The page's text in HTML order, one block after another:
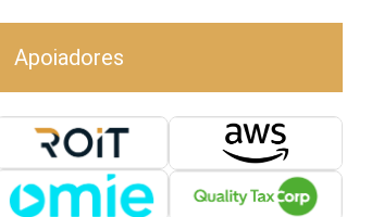
Apoiadores